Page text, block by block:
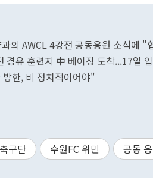
의 AWCL 4강전 공동응원 소식에 "
경유 훈련지 中 베이징 도착...17일
한, 비 정치적이어야"
구단 수원FC 위민 공동